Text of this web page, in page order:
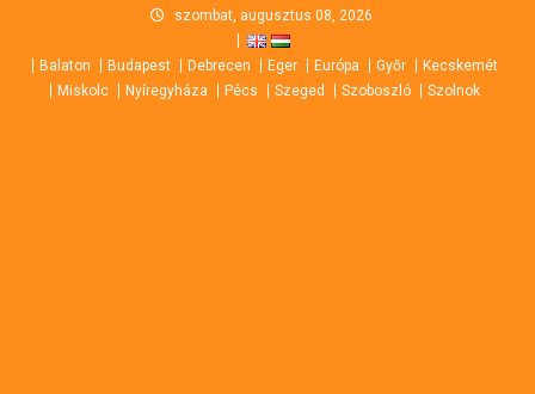
content
szombat, augusztus 08, 2026
Balaton Budapest Debrecen Eger Európa Győr
Kecskemét
Miskolc
Nyíregyháza Pécs Szeged Szoboszló Szolnok